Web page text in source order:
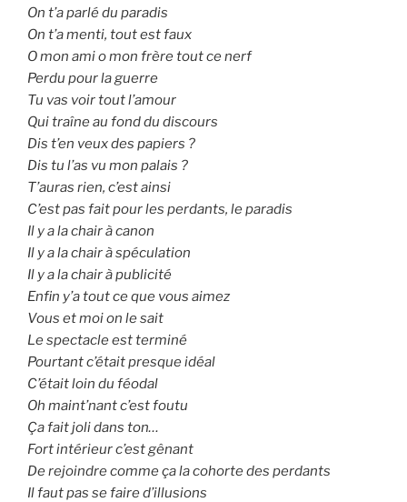
On t’a parlé du paradis
On t’a menti, tout est faux
O mon ami o mon frère tout ce nerf
Perdu pour la guerre
Tu vas voir tout l’amour
Qui traîne au fond du discours
Dis t’en veux des papiers ?
Dis tu l’as vu mon palais ?
T’auras rien, c’est ainsi
C’est pas fait pour les perdants, le paradis
Il y a la chair à canon
Il y a la chair à spéculation
Il y a la chair à publicité
Enfin y’a tout ce que vous aimez
Vous et moi on le sait
Le spectacle est terminé
Pourtant c’était presque idéal
C’était loin du féodal
Oh maint’nant c’est foutu
Ça fait joli dans ton…
Fort intérieur c’est gênant
De rejoindre comme ça la cohorte des perdants
Il faut pas se faire d’illusions